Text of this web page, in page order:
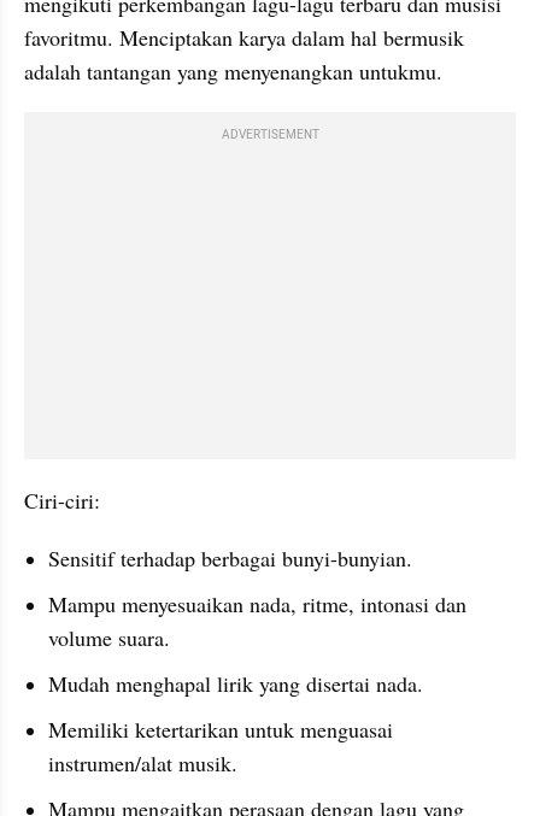
favoritmu. Menciptakan karya dalam hal bermusik
adalah tantangan yang menyenangkan untukmu.
ADVERTISEMENT
Ciri-ciri:
Sensitif terhadap berbagai bunyi-bunyian.
Mampu menyesuaikan nada, ritme, intonasi dan
volume suara.
Mudah menghapal lirik yang disertai nada.
Memiliki ketertarikan untuk menguasai
instrumen/alat musik.
Mampu mengaitkan perasaan dengan lagu yang